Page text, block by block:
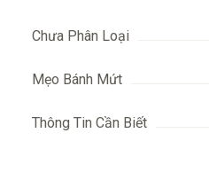
Chưa Phân Loại
Mẹo Bánh Mứt
Thông Tin Cần Biết